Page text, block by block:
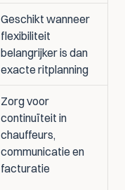
Geschikt wanneer
flexibiliteit
belangrijker is dan
exacte ritplanning
Zorg voor
continuïteit in
chauffeurs,
communicatie en
facturatie